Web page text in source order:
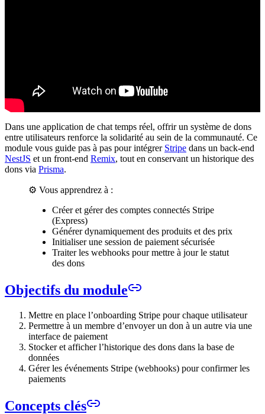
Dans une application de chat temps réel, offrir un système de dons
entre utilisateurs renforce la solidarité au sein de la communauté. Ce
module vous guide pas à pas pour intégrer Stripe dans un back-end
NestJS et un front-end Remix, tout en conservant un historique des
dons via Prisma.
⚙️ Vous apprendrez à :
Créer et gérer des comptes connectés Stripe
(Express)
Générer dynamiquement des produits et des prix
Initialiser une session de paiement sécurisée
Traiter les webhooks pour mettre à jour le statut
des dons
Objectifs du module
Mettre en place l’onboarding Stripe pour chaque utilisateur
Permettre à un membre d’envoyer un don à un autre via une
interface de paiement
Stocker et afficher l’historique des dons dans la base de
données
Gérer les événements Stripe (webhooks) pour confirmer les
paiements
Concepts clés